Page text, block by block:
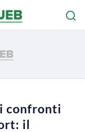
confronti
il